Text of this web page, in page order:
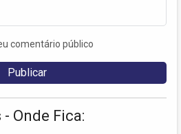
comentário público
Onde Fica: